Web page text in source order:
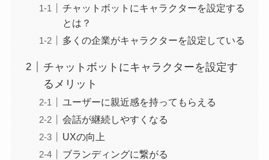
チャットボットにキャラクターを設定する
とは？
多くの企業がキャラクターを設定している
チャットボットにキャラクターを設定す
るメリット
ユーザーに親近感を持ってもらえる
会話が継続しやすくなる
UXの向上
ブランディングに繋がる